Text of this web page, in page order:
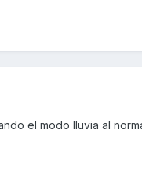
el modo lluvia al